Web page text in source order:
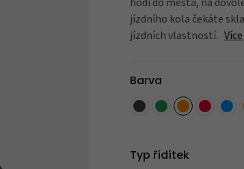
Blatníky
Nářadí
jízdního kola čekáte
jízdních vlastností. Více
Barva
Typ řídítek